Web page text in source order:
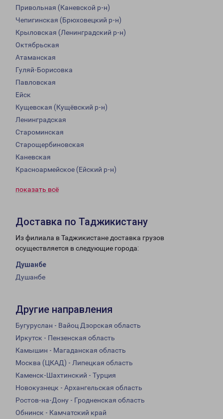
Привольная (Каневской р-н)
Чепигинская (Брюховецкий р-н)
Крыловская (Ленинградский р-н)
Октябрьская
Атаманская
Гуляй-Борисовка
Павловская
Ейск
Кущевская (Кущёвский р-н)
Ленинградская
Староминская
Старощербиновская
Каневская
Красноармейское (Ейский р-н)
показать всё
Доставка по Таджикистану
Из филиала в Таджикистане доставка грузов
осуществляется в следующие города:
Душанбе
Душанбе
Другие направления
Бугуруслан - Вайоц Дзорская область
Иркутск - Пензенская область
Камышин - Магаданская область
Москва (ЦКАД) - Липецкая область
Каменск-Шахтинский - Турция
Новокузнецк - Архангельская область
Ростов-на-Дону - Гродненская область
Обнинск - Камчатский край